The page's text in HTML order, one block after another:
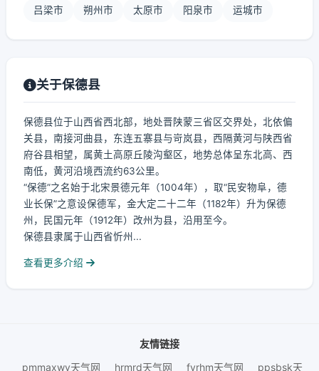
吕梁市 朔州市 太原市 阳泉市 运城市
关于保德县
保德县位于山西省西北部，地处晋陕蒙三省区交界处，北依偏
关县，南接河曲县，东连五寨县与岢岚县，西隔黄河与陕西省
府谷县相望，属黄土高原丘陵沟壑区，地势总体呈东北高、西
南低，黄河沿境西流约63公里。
“保德”之名始于北宋景德元年（1004年），取“民安物阜，德
业长保”之意设保德军，金大定二十二年（1182年）升为保德
州，民国元年（1912年）改州为县，沿用至今。
保德县隶属于山西省忻州...
查看更多介绍
友情链接
pmmaxwy天气网
hrmrd天气网 fyrhm天气网 ppsbsk天